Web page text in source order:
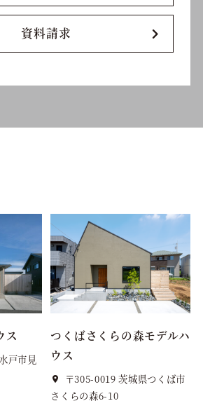
資料請求
ス
戸市見
つくばさくらの森モデルハ
ウス
〒305-0019 茨城県つくば市
さくらの森6-10